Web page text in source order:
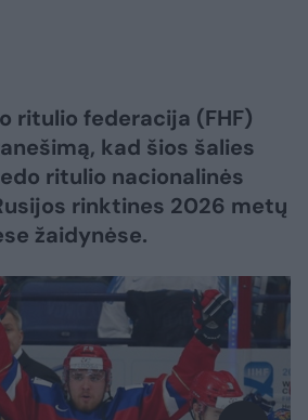
ritulio federacija (FHF)
kad šios šalies
ritulio nacionalinės
rinktines 2026 metų
žaidynėse.